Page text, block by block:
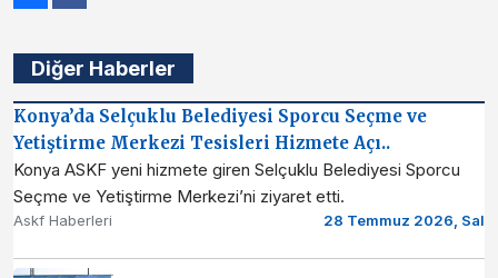
Diğer Haberler
Konya’da Selçuklu Belediyesi Sporcu Seçme ve
Yetiştirme Merkezi Tesisleri Hizmete Açı..
Konya ASKF yeni hizmete giren Selçuklu Belediyesi Sporcu
Seçme ve Yetiştirme Merkezi’ni ziyaret etti.
Askf Haberleri 28 Temmuz 2026, Sal